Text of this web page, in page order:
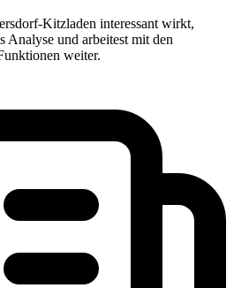
Kitzladen interessant wirkt,
Analyse und arbeitest mit den
weiter.